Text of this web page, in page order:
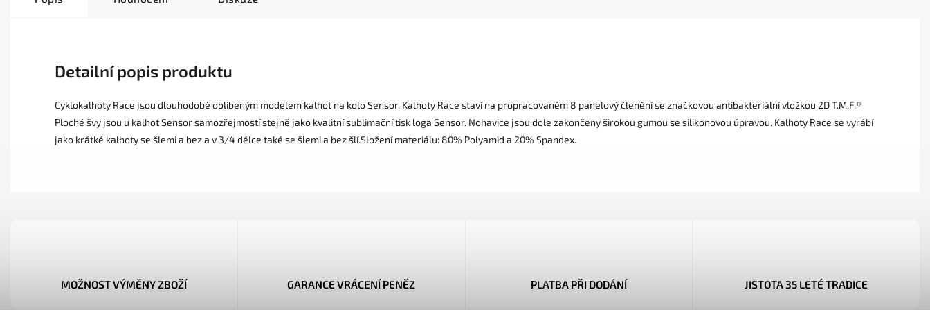
Detailní popis produktu
Cyklokalhoty Race jsou dlouhodobě oblíbeným modelem kalhot na kolo Sensor. Kalhoty Race staví na propracovaném 8 panelový členění se značkovou antibakteriální vložkou 2D T.M.F.®
Ploché švy jsou u kalhot Sensor samozřejmostí stejně jako kvalitní sublimační tisk loga Sensor. Nohavice jsou dole zakončeny širokou gumou se silikonovou úpravou. Kalhoty Race se vyrábí
jako krátké kalhoty se šlemi a bez a v 3/4 délce také se šlemi a bez šlí.Složení materiálu: 80% Polyamid a 20% Spandex.
MOŽNOST VÝMĚNY ZBOŽÍ GARANCE VRÁCENÍ PENĚZ PLATBA PŘI DODÁNÍ JISTOTA 35 LETÉ TRADICE